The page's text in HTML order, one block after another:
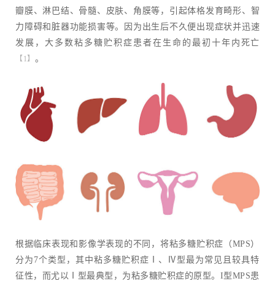
瓣膜、淋巴结、骨髓、皮肤、角膜等，引起体格发育畸形、智
力障碍和脏器功能损害等。因为出生后不久便出现症状并迅速
发展，大多数粘多糖贮积症患者在生命的最初十年内死亡
【1】 。
根据临床表现和影像学表现的不同，将粘多糖贮积症（MPS）
分为7个类型，其中粘多糖贮积症Ⅰ、Ⅳ型最为常见且较具特
征性，而尤以Ⅰ型最典型，为粘多糖贮积症的原型。I型MPS患